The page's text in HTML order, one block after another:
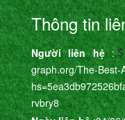
Thông tin
Người liên hệ:
graph.org/The-Best-
rvbry8